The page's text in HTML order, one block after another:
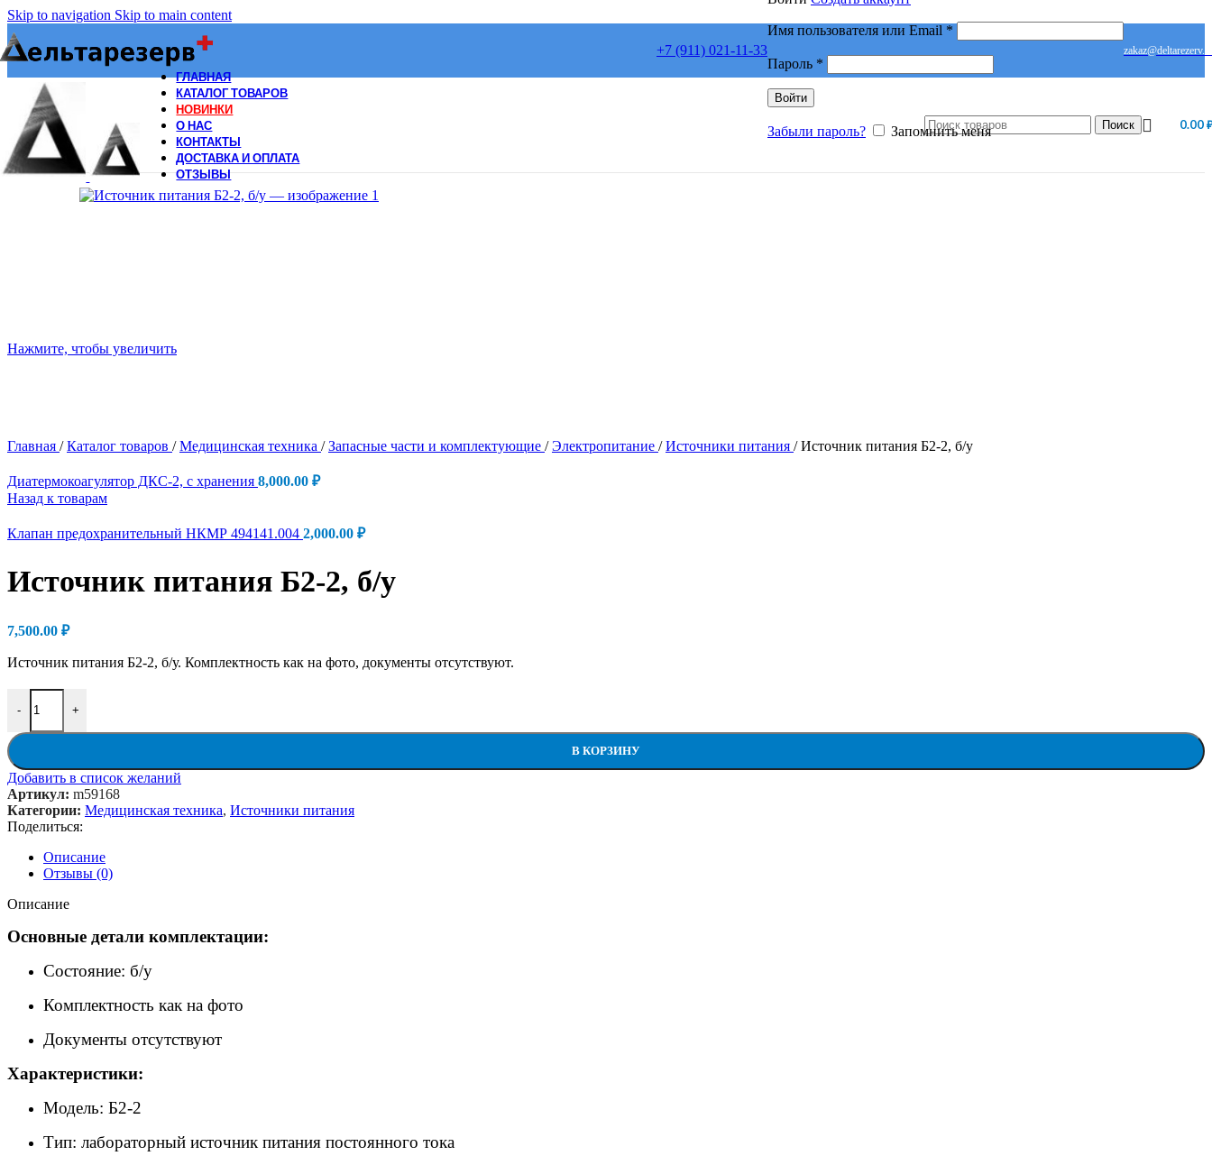
Skip to navigation Skip to main content
+7 (911) 021-11-33
Имя пользователя или Email *Обязательно
Пароль *
Войти
Забыли пароль? Запомнить меня
ГЛАВНАЯ
КАТАЛОГ ТОВАРОВ
НОВИНКИ
О НАС
КОНТАКТЫ
ДОСТАВКА И ОПЛАТА
ОТЗЫВЫ
Поиск 0.00
Нажмите, чтобы увеличить
Главная / Каталог товаров / Медицинская техника / Запасные части и комплектующие / Электропитание / Источники питания / Источник питания Б2-2, б/у
Диатермокоагулятор ДКС-2, с хранения 8,000.00 ₽
Назад к товарам
Клапан предохранительный НКМР 494141.004 2,000.00 ₽
Источник питания Б2-2, б/у
7,500.00 ₽
Источник питания Б2-2, б/у. Комплектность как на фото, документы отсутствуют.
-
Количество товара Источник питания Б2-2, б/у
+
В КОРЗИНУ
Добавить в список желаний
Артикул: m59168
Категории: Медицинская техника, Источники питания
Поделиться:
Описание
Отзывы (0)
Описание
Основные детали комплектации:
Состояние: б/у
Комплектность как на фото
Документы отсутствуют
Характеристики:
Модель: Б2-2
Тип: лабораторный источник питания постоянного тока